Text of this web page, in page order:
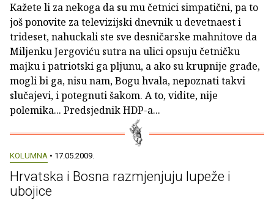
Kažete li za nekoga da su mu četnici simpatični, pa to
još ponovite za televizijski dnevnik u devetnaest i
trideset, nahuckali ste sve desničarske mahnitove da
Miljenku Jergoviću sutra na ulici opsuju četničku
majku i patriotski ga pljunu, a ako su krupnije građe,
mogli bi ga, nisu nam, Bogu hvala, nepoznati takvi
slučajevi, i potegnuti šakom. A to, vidite, nije
polemika... Predsjednik HDP-a...
KOLUMNA • 17.05.2009.
Hrvatska i Bosna razmjenjuju lupeže i
ubojice